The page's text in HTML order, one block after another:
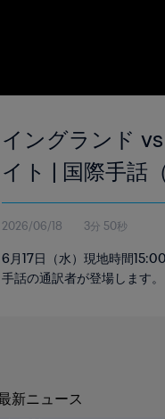
イングランド
イト | 国際手話（
2026/06/18 3分 50秒
6月17日（水）現地時間
手話の通訳者が登場します。
新ニュース